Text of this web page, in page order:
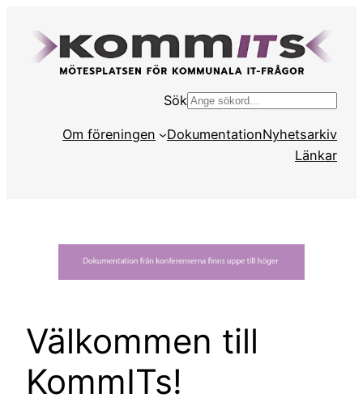
innehåll
SökS
k
Om föreningen DokumentationNyhetsarkiv
Länkar
Välkommen till
KommITs!